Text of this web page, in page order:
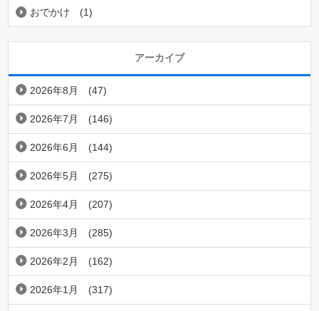
おでかけ (1)
アーカイブ
2026年8月 (47)
2026年7月 (146)
2026年6月 (144)
2026年5月 (275)
2026年4月 (207)
2026年3月 (285)
2026年2月 (162)
2026年1月 (317)